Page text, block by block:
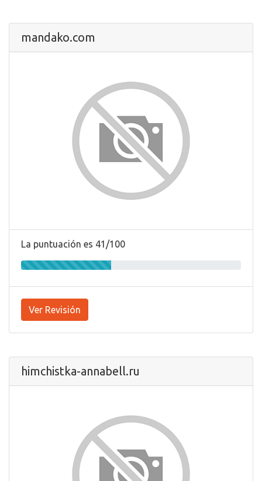
mandako.com
La puntuación es 41/100
Ver Revisión
himchistka-annabell.ru